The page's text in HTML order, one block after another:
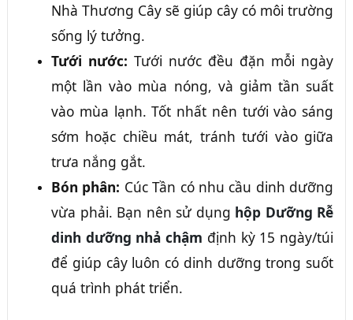
Nhà Thương Cây sẽ giúp cây có môi trường
sống lý tưởng.
Tưới nước: Tưới nước đều đặn mỗi ngày
một lần vào mùa nóng, và giảm tần suất
vào mùa lạnh. Tốt nhất nên tưới vào sáng
sớm hoặc chiều mát, tránh tưới vào giữa
trưa nắng gắt.
Bón phân: Cúc Tần có nhu cầu dinh dưỡng
vừa phải. Bạn nên sử dụng hộp Dưỡng Rễ
dinh dưỡng nhả chậm định kỳ 15 ngày/túi
để giúp cây luôn có dinh dưỡng trong suốt
quá trình phát triển.